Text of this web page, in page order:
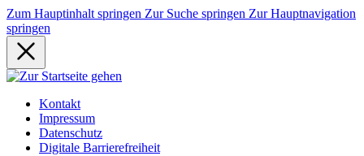
Zum Hauptinhalt springen Zur Suche springen Zur Hauptnavigation
springen
Kontakt
Impressum
Datenschutz
Digitale Barrierefreiheit